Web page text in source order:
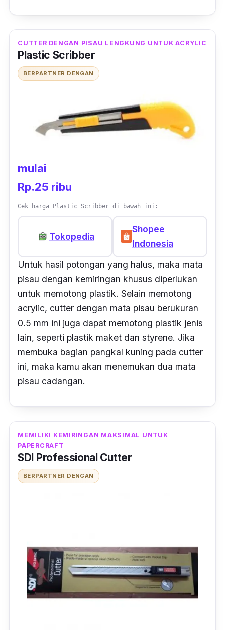
CUTTER DENGAN PISAU LENGKUNG UNTUK ACRYLIC
Plastic Scribber
BERPARTNER DENGAN
mulai
Rp.25 ribu
Cek harga Plastic Scribber di bawah ini:
Tokopedia
Shopee
Indonesia
Untuk hasil potongan yang halus, maka mata
pisau dengan kemiringan khusus diperlukan
untuk memotong plastik. Selain memotong
acrylic, cutter dengan mata pisau berukuran
0.5 mm ini juga dapat memotong plastik jenis
lain, seperti plastik maket dan styrene. Jika
membuka bagian pangkal kuning pada cutter
ini, maka kamu akan menemukan dua mata
pisau cadangan.
MEMILIKI KEMIRINGAN MAKSIMAL UNTUK
PAPERCRAFT
SDI Professional Cutter
BERPARTNER DENGAN